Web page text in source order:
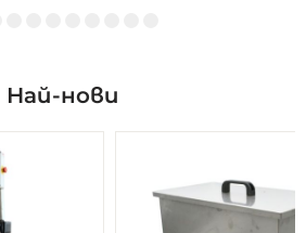
Най-нови